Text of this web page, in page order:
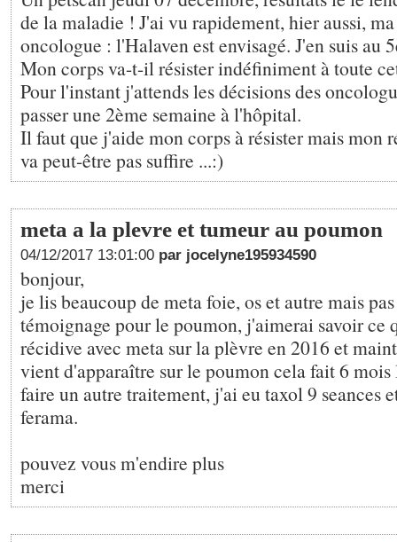
de la maladie ! J'ai vu rapidement, hier aussi,
oncologue : l'Halaven est envisagé. J'en suis au
Mon corps va-t-il résister indéfiniment à toute
Pour l'instant j'attends les décisions des
passer une 2ème semaine à l'hôpital.
Il faut que j'aide mon corps à résister mais mon
va peut-être pas suffire ...:)
meta a la plevre et tumeur au poumon
04/12/2017 13:01:00 par jocelyne195934590
bonjour,
je lis beaucoup de meta foie, os et autre mais
témoignage pour le poumon, j'aimerai savoir ce
récidive avec meta sur la plèvre en 2016 et
vient d'apparaître sur le poumon cela fait 6
faire un autre traitement, j'ai eu taxol 9 seances
ferama.
pouvez vous m'endire plus
merci